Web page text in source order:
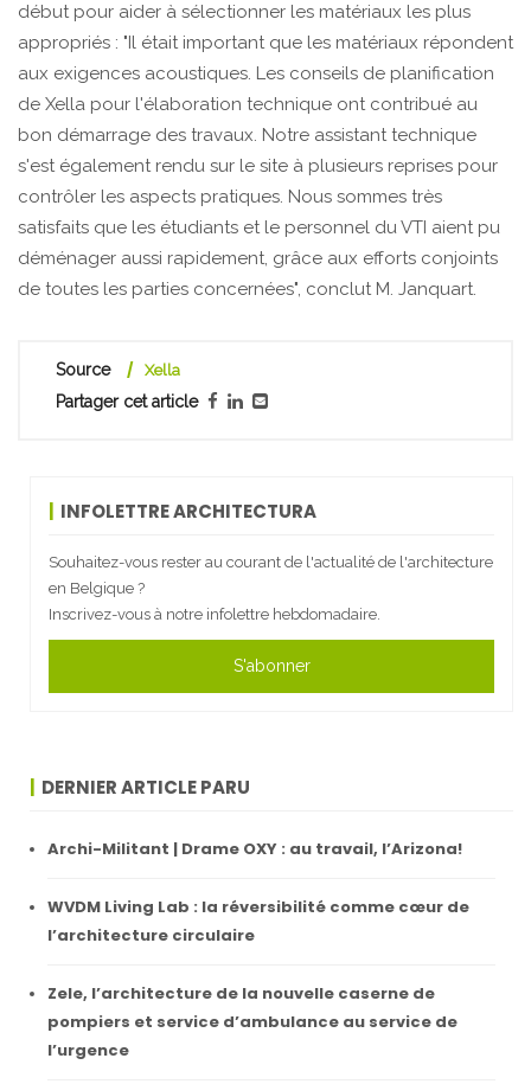
début pour aider à sélectionner les matériaux les plus
appropriés : "Il était important que les matériaux répondent
aux exigences acoustiques. Les conseils de planification
de Xella pour l'élaboration technique ont contribué au
bon démarrage des travaux. Notre assistant technique
s'est également rendu sur le site à plusieurs reprises pour
contrôler les aspects pratiques. Nous sommes très
satisfaits que les étudiants et le personnel du VTI aient pu
déménager aussi rapidement, grâce aux efforts conjoints
de toutes les parties concernées", conclut M. Janquart.
Source Xella
Partager cet article
INFOLETTRE ARCHITECTURA
Souhaitez-vous rester au courant de l'actualité de l'architecture
en Belgique ?
Inscrivez-vous à notre infolettre hebdomadaire.
S'abonner
DERNIER ARTICLE PARU
Archi-Militant | Drame OXY : au travail, l’Arizona!
WVDM Living Lab : la réversibilité comme cœur de
l’architecture circulaire
Zele, l’architecture de la nouvelle caserne de
pompiers et service d’ambulance au service de
l’urgence